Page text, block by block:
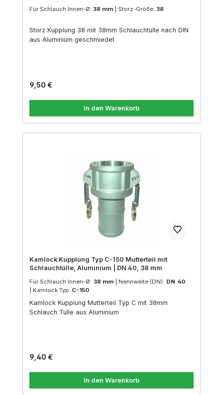
Für Schlauch Innen-Ø: 38 mm Storz-Größe: 38
Storz Kupplung 38 mit 38mm Schlauchtülle nach DIN
aus Aluminium geschmiedet
Regulärer Preis:
9,50 €
In den Warenkorb
Kamlock Kupplung Typ C-150 Mutterteil mit
Schlauchtülle, Aluminium | DN 40, 38 mm
Für Schlauch Innen-Ø: 38 mm Nennweite (DN): DN 40
Kamlock Typ: C-150
Kamlock Kupplung Mutterteil Typ C mit 38mm
Schlauch Tülle aus Aluminium
Regulärer Preis:
9,40 €
In den Warenkorb